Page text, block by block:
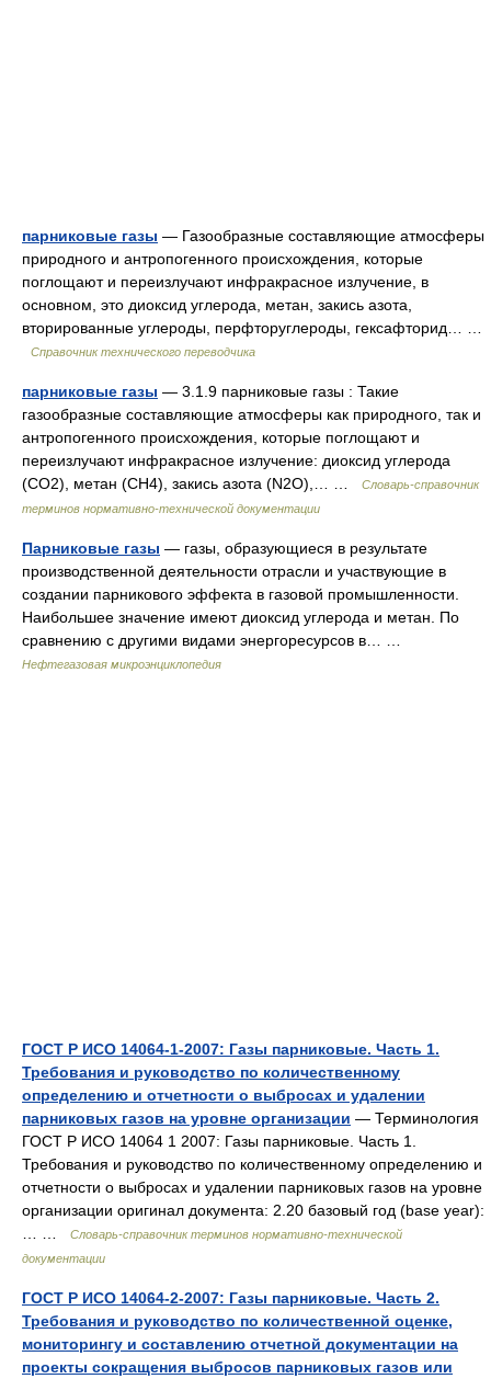
парниковые газы — Газообразные составляющие атмосферы
природного и антропогенного происхождения, которые
поглощают и переизлучают инфракрасное излучение, в
основном, это диоксид углерода, метан, закись азота,
вторированные углероды, перфторуглероды, гексафторид… …
Справочник технического переводчика
парниковые газы — 3.1.9 парниковые газы : Такие
газообразные составляющие атмосферы как природного, так и
антропогенного происхождения, которые поглощают и
переизлучают инфракрасное излучение: диоксид углерода
(СО2), метан (СН4), закись азота (N2O),… …
Словарь-справочник
терминов нормативно-технической документации
Парниковые газы — газы, образующиеся в результате
производственной деятельности отрасли и участвующие в
создании парникового эффекта в газовой промышленности.
Наибольшее значение имеют диоксид углерода и метан. По
сравнению с другими видами энергоресурсов в… …
Нефтегазовая микроэнциклопедия
ГОСТ Р ИСО 14064-1-2007: Газы парниковые. Часть 1.
Требования и руководство по количественному
определению и отчетности о выбросах и удалении
парниковых газов на уровне организации — Терминология
ГОСТ Р ИСО 14064 1 2007: Газы парниковые. Часть 1.
Требования и руководство по количественному определению и
отчетности о выбросах и удалении парниковых газов на уровне
организации оригинал документа: 2.20 базовый год (base year):
Словарь-справочник терминов нормативно-технической
документации
ГОСТ Р ИСО 14064-2-2007: Газы парниковые. Часть 2.
Требования и руководство по количественной оценке,
мониторингу и составлению отчетной документации на
проекты сокращения выбросов парниковых газов или